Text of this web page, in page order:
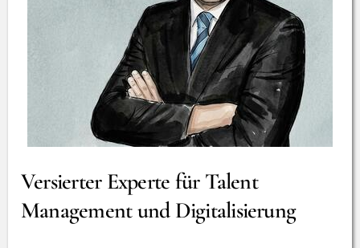
Versierter Experte für Talent
Management und Digitalisierung